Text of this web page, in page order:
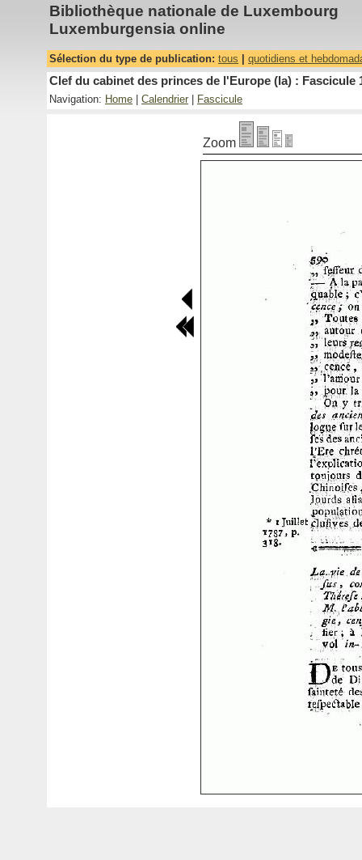
Bibliothèque nationale de Luxembourg
Luxemburgensia online
Sélection du type de publication: tous quotidiens et
Clef du cabinet des princes de l'Europe (la) : Fascicule
Navigation: Home Calendrier Fascicule
Zoom